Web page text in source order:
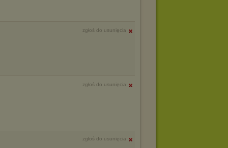
zgłoś do usunięcia
zgłoś do usunięcia
zgłoś do usunięcia